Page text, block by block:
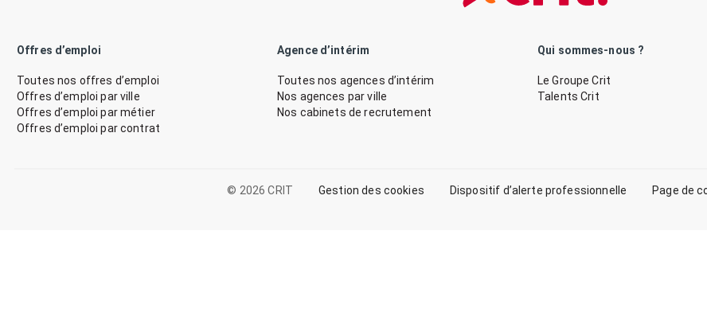
Offres d’emploi
Toutes nos offres d’emploi
Offres d’emploi par ville
Offres d’emploi par métier
Offres d’emploi par contrat
Agence d’intérim
Toutes nos agences d’intérim
Nos agences par ville
Nos cabinets de recrutement
Qui sommes-nous ?
Le Groupe Crit
Talents Crit
© 2026 CRIT Gestion des cookies Dispositif d’alerte professionnelle Page de